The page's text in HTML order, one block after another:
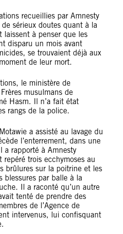
recueillies par Amnesty
sérieux doutes quant à la
laissent à penser que les
disparu un mois avant
se trouvaient déjà aux
de leur mort.
le ministère de
musulmans de
Hasm. Il n’a fait état
rangs de la police.
a assisté au lavage du
l’enterrement, dans une
a rapporté à Amnesty
repéré trois ecchymoses au
brûlures sur la poitrine et les
blessures par balle à la
Il a raconté qu’un autre
tenté de prendre des
de l’Agence de
intervenus, lui confisquant